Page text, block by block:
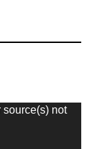
source(s) not